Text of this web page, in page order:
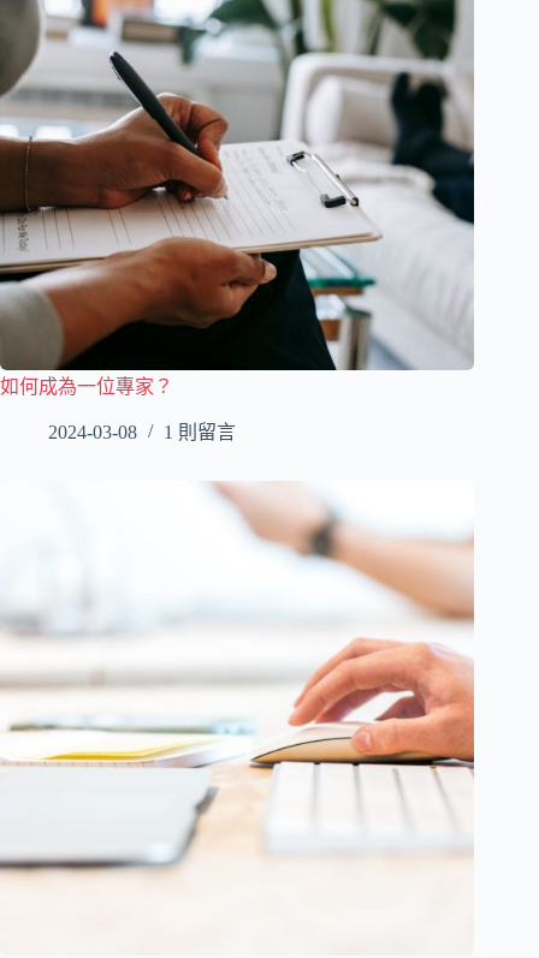
如何成為一位專家？
2024-03-08 1 則留言